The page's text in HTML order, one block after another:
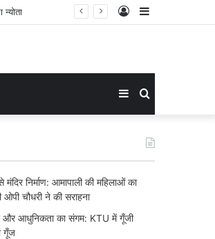
Sidebar
Log
Search
for
Sidebar
मंदिर निर्माण: आमापाली की महिलाओं का
ओपी चौधरी ने की सराहना
और आधुनिकता का संगम: KTU में गूँजी
गूँज